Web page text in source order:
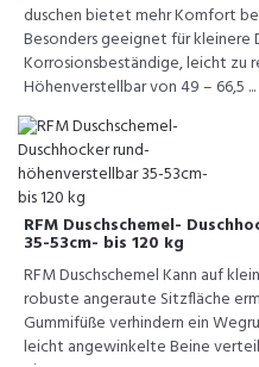
duschen bietet mehr Komfort
Besonders geeignet für kleinere
Korrosionsbeständige, leicht zu
Höhenverstellbar von 49 – 66,5 ...
RFM Duschschemel-
35-53cm- bis 120 kg
RFM Duschschemel Kann auf
robuste angeraute Sitzfläche
Gummifüße verhindern ein
leicht angewinkelte Beine